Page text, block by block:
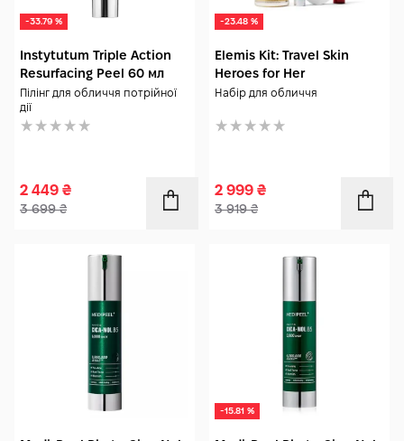
-33.79 %
Instytutum Triple Action
Resurfacing Peel 60 мл
Пілінг для обличчя потрійної
дії
2 449 ₴
3 699₴
-23.48 %
Elemis Kit: Travel Skin
Heroes for Her
Набір для обличчя
2 999 ₴
3 919₴
-15.81 %